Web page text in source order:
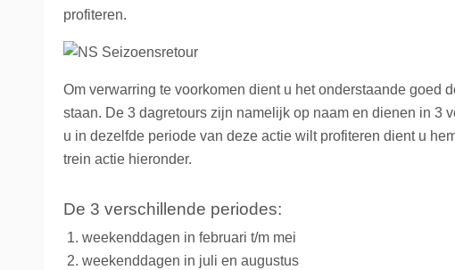
profiteren.
Om verwarring te voorkomen dient u het onderstaande goed
staan. De 3 dagretours zijn namelijk op naam en dienen in 3
u in dezelfde periode van deze actie wilt profiteren dient u
trein actie hieronder.
De 3 verschillende periodes:
weekenddagen in februari t/m mei
weekenddagen in juli en augustus